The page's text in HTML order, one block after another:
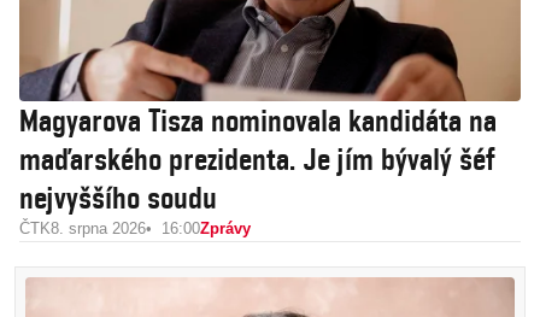
Magyarova Tisza nominovala kandidáta na
maďarského prezidenta. Je jím bývalý šéf
nejvyššího soudu
ČTK8. srpna 2026 16:00Zprávy